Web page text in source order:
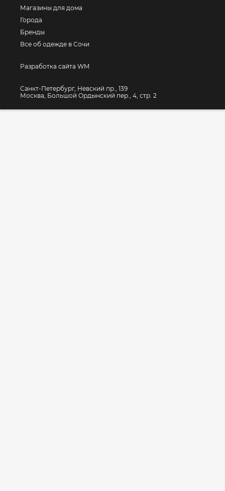
Магазины для дома
Города
Бренды
Все об одежде в Сочи
Разработка сайта WM
Санкт-Петербург, Невский пр., 139
Москва, Большой Ордынский пер., 4, стр. 2